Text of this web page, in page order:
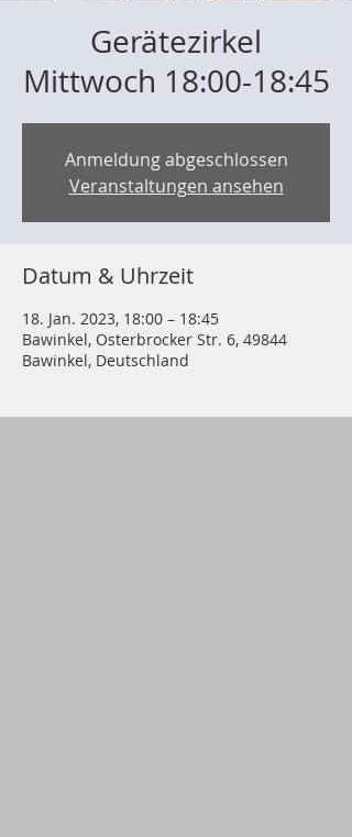
Gerätezirkel
Mittwoch 18:00-18:45
Anmeldung abgeschlossen
Veranstaltungen ansehen
Datum & Uhrzeit
18. Jan. 2023, 18:00 – 18:45
Bawinkel, Osterbrocker Str. 6, 49844
Bawinkel, Deutschland